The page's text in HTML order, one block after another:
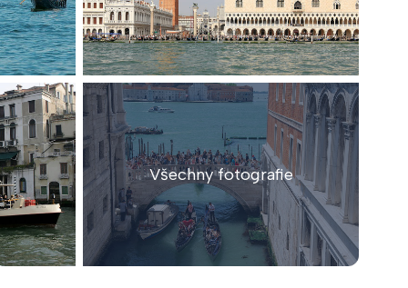
Všechny fotografie